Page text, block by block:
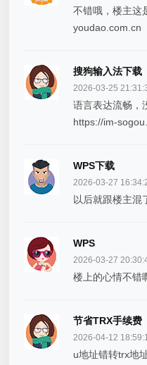
不错哦，楼主这
youdao.com.cn
搜狗输入法下载
2026-03-25
语言表达流畅，
https://im-
WPS下载
2026-03-27
以后就跟楼主混
WPS
2026-03-27
楼上的心情不错
节省TRX手续费
2026-04-12
u地址错转trx地